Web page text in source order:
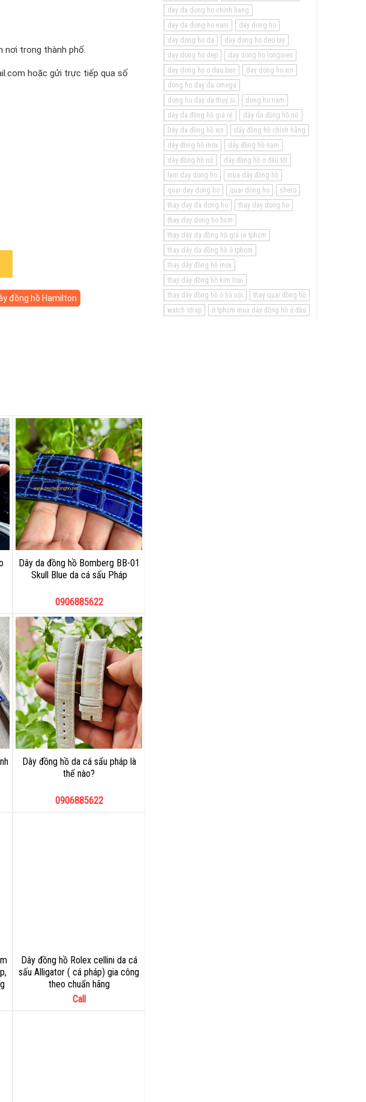
nơi trong thành phố.
hoặc gửi trực tiếp qua số
đồng hồ Hamilton
Dây da đồng hồ Bomberg BB-01
Skull Blue da cá sấu Pháp
0906885622
Dây đồng hồ da cá sấu pháp là
thế nào?
0906885622
Dây đồng hồ Rolex cellini da cá
sấu Alligator ( cá pháp) gia công
theo chuẩn hãng
Call
day da dong ho chinh hang
day da dong ho nam
day dong ho
day dong ho da
day dong ho deo tay
day dong ho dep
day dong ho longines
day dong ho o dau ban
day dong ho xin
dong ho day da omega
dong ho day da thuy si
dong ho nam
dây da đồng hồ giá rẻ
dây da đồng hồ nữ
Dây da đồng hồ xịn
dây đồng hồ chính hãng
dây đồng hồ inox
dây đồng hồ nam
dây đồng hồ nữ
dây đồng hồ ở đâu tốt
lam day dong ho
mua dây đồng hồ
quai day dong ho
quai dong ho
shero
thay day da dong ho
thay day dong ho
thay day dong ho hcm
thay dây da đồng hồ giá rẻ tphcm
thay dây da đồng hồ ở tphcm
thay dây đồng hồ inox
thay dây đồng hồ kim loại
thay dây đồng hồ ở hà nội
thay quai đồng hồ
watch strap
ở tphcm mua dây đồng hồ ở đâu